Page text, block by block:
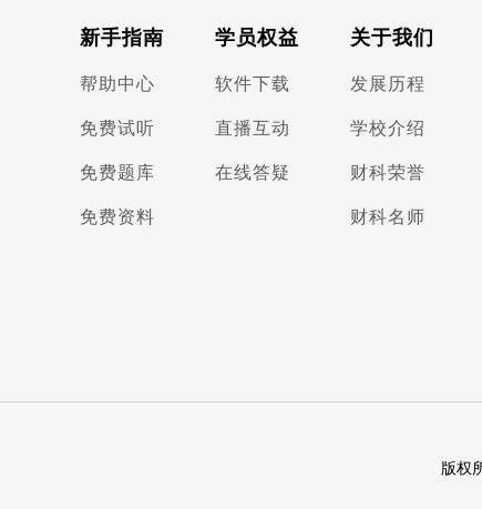
新手指南
帮助中心
免费试听
免费题库
免费资料
学员权益
软件下载
直播互动
在线答疑
关于我们
发展历程
学校介绍
财科荣誉
财科名师
版权